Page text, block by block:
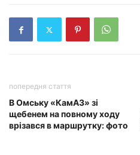
попередня стаття
В Омську «КамАЗ» зі
щебенем на повному ходу
врізався в маршрутку: фото